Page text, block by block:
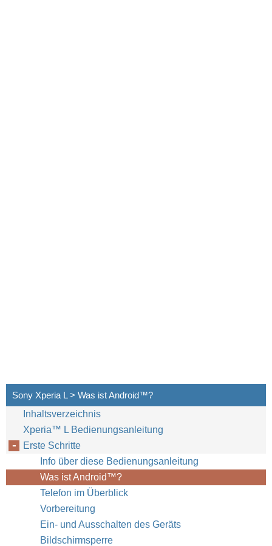
Sony Xperia L > Was ist Android™‎?
Inhaltsverzeichnis
Xperia™‎ L Bedienungsanleitung
Erste Schritte
Info über diese Bedienungsanleitung
Was ist Android™‎?
Telefon im Überblick
Vorbereitung
Ein- und Ausschalten des Geräts
Bildschirmsperre